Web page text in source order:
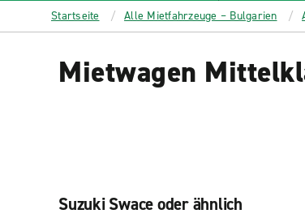
Startseite Alle Mietfahrzeuge – Bulgarien
Mietwagen
Suzuki Swace oder ähnlich